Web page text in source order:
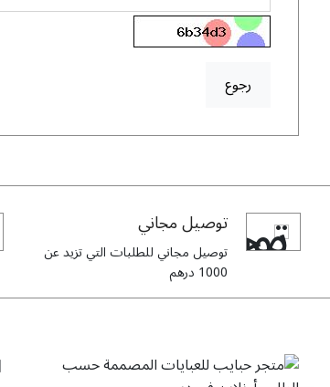
رجوع
توصيل مجاني
توصيل مجاني للطلبات التي تزيد عن
1000 درهم